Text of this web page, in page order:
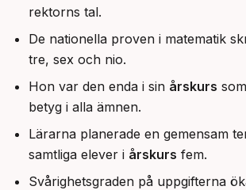
rektorns tal.
De nationella proven i matematik
tre, sex och nio.
Hon var den enda i sin årskurs
betyg i alla ämnen.
Lärarna planerade en gemensam
samtliga elever i årskurs fem.
Svårighetsgraden på uppgifterna